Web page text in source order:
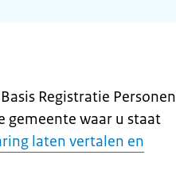
Registratie Personen
gemeente waar u staat
laten vertalen en